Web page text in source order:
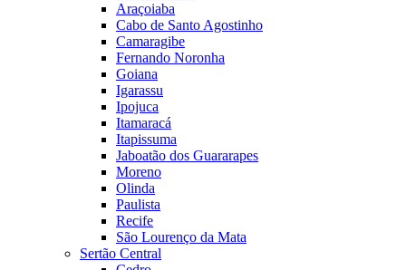
Araçoiaba
Cabo de Santo Agostinho
Camaragibe
Fernando Noronha
Goiana
Igarassu
Ipojuca
Itamaracá
Itapissuma
Jaboatão dos Guararapes
Moreno
Olinda
Paulista
Recife
São Lourenço da Mata
Sertão Central